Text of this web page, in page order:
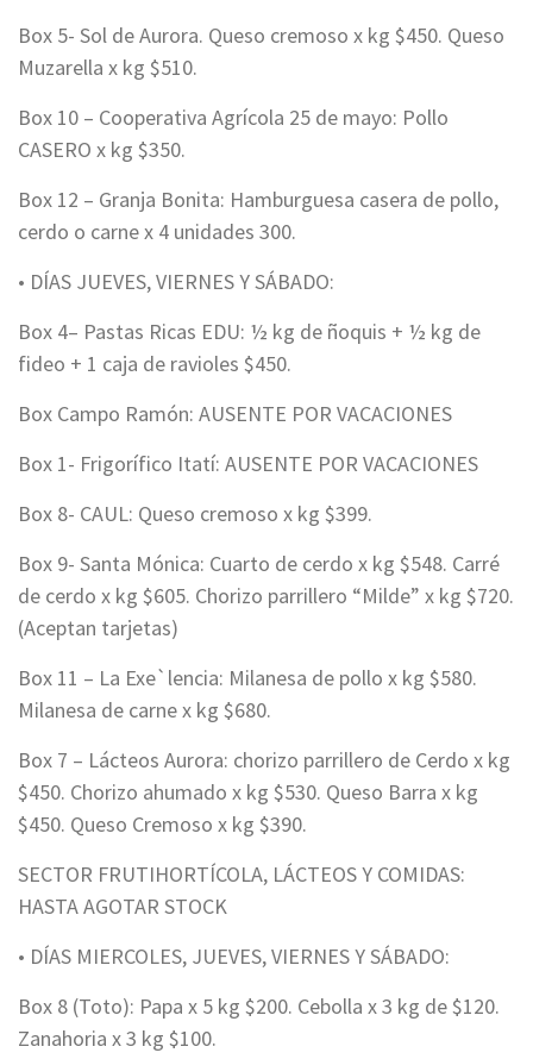
Box 5- Sol de Aurora. Queso cremoso x kg $450. Queso
Muzarella x kg $510.
Box 10 – Cooperativa Agrícola 25 de mayo: Pollo
CASERO x kg $350.
Box 12 – Granja Bonita: Hamburguesa casera de pollo,
cerdo o carne x 4 unidades 300.
• DÍAS JUEVES, VIERNES Y SÁBADO:
Box 4– Pastas Ricas EDU: ½ kg de ñoquis + ½ kg de
fideo + 1 caja de ravioles $450.
Box Campo Ramón: AUSENTE POR VACACIONES
Box 1- Frigorífico Itatí: AUSENTE POR VACACIONES
Box 8- CAUL: Queso cremoso x kg $399.
Box 9- Santa Mónica: Cuarto de cerdo x kg $548. Carré
de cerdo x kg $605. Chorizo parrillero “Milde” x kg $720.
(Aceptan tarjetas)
Box 11 – La Exe`lencia: Milanesa de pollo x kg $580.
Milanesa de carne x kg $680.
Box 7 – Lácteos Aurora: chorizo parrillero de Cerdo x kg
$450. Chorizo ahumado x kg $530. Queso Barra x kg
$450. Queso Cremoso x kg $390.
SECTOR FRUTIHORTÍCOLA, LÁCTEOS Y COMIDAS:
HASTA AGOTAR STOCK
• DÍAS MIERCOLES, JUEVES, VIERNES Y SÁBADO:
Box 8 (Toto): Papa x 5 kg $200. Cebolla x 3 kg de $120.
Zanahoria x 3 kg $100.